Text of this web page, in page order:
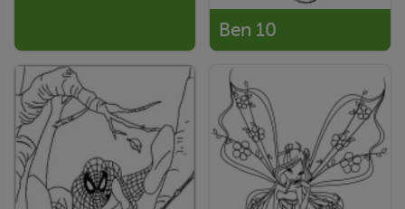
Ben 10